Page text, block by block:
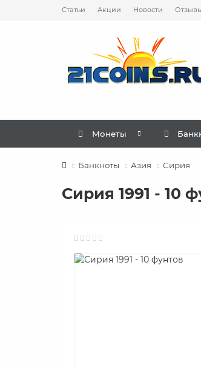
Статьи Акции Новости
Монеты
Банкноты Азия Сирия
Сирия 1991 - 10